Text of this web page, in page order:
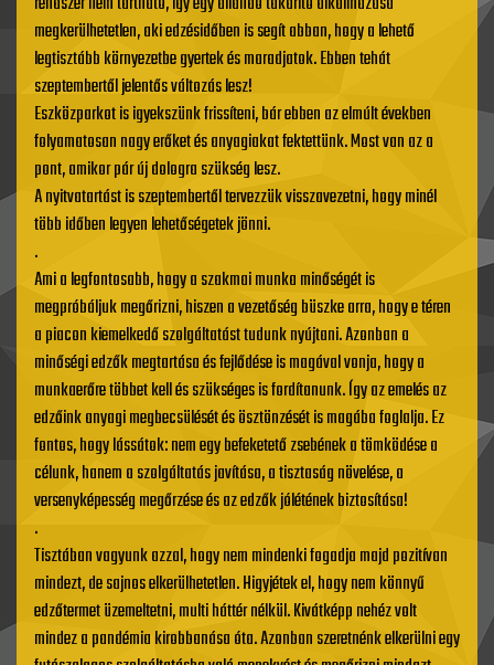
megkerülhetetlen, aki edzésidőben is segít abban, hogy a lehető
legtisztább környezetbe gyertek és maradjatok. Ebben tehát
szeptembertől jelentős változás lesz!
Eszközparkot is igyekszünk frissíteni, bár ebben az elmúlt években
folyamatosan nagy erőket és anyagiakat fektettünk. Most van az a
pont, amikor pár új dologra szükség lesz.
A nyitvatartást is szeptembertől tervezzük visszavezetni, hogy minél
több időben legyen lehetőségetek jönni.
.
Ami a legfontosabb, hogy a szakmai munka minőségét is
megpróbáljuk megőrizni, hiszen a vezetőség büszke arra, hogy e téren
a piacon kiemelkedő szolgáltatást tudunk nyújtani. Azonban a
minőségi edzők megtartása és fejlődése is magával vonja, hogy a
munkaerőre többet kell és szükséges is fordítanunk. Így az emelés az
edzőink anyagi megbecsülését és ösztönzését is magába foglalja. Ez
fontos, hogy lássátok: nem egy befeketető zsebének a tömködése a
célunk, hanem a szolgáltatás javítása, a tisztaság növelése, a
versenyképesség megőrzése és az edzők jólétének biztosítása!
.
Tisztában vagyunk azzal, hogy nem mindenki fogadja majd pozitívan
mindezt, de sajnos elkerülhetetlen. Higyjétek el, hogy nem könnyű
edzőtermet üzemeltetni, multi háttér nélkül. Kivátképp nehéz volt
mindez a pandémia kirobbanása óta. Azonban szeretnénk elkerülni egy